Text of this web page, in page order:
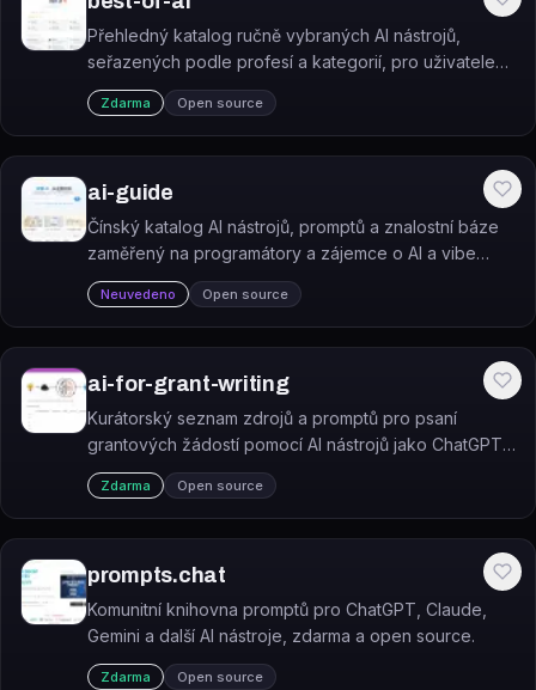
Přehledný katalog ručně vybraných AI nástrojů,
seřazených podle profesí a kategorií, pro uživatele
hledající kvalitní AI řešení.
Zdarma Open source
ai-guide
Čínský katalog AI nástrojů, promptů a znalostní báze
zaměřený na programátory a zájemce o AI a vibe
coding.
Neuvedeno Open source
ai-for-grant-writing
Kurátorský seznam zdrojů a promptů pro psaní
grantových žádostí pomocí AI nástrojů jako ChatGPT
či Gemini.
Zdarma Open source
prompts.chat
Komunitní knihovna promptů pro ChatGPT, Claude,
Gemini a další AI nástroje, zdarma a open source.
Zdarma Open source